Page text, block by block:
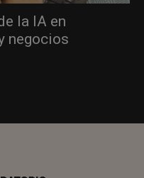
la IA en
negocios